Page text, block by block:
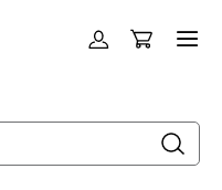
Allez
Panier